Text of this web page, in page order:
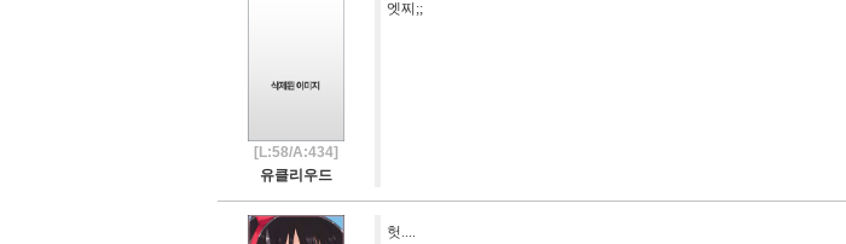
[L:58/A:434]
유클리우드
엣찌;;
헛....